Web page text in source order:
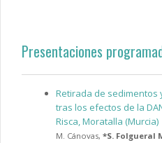
Presentaciones
Retirada de sedimentos
tras los efectos de la
Risca, Moratalla (Murcia)
M. Cánovas, *S. Folgueral